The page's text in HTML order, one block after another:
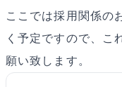
ここでは採用関係の
く予定ですので、こ
願い致します。